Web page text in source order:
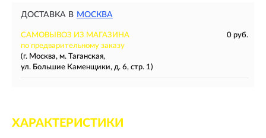
ДОСТАВКА В МОСКВА
САМОВЫВОЗ ИЗ МАГАЗИНА
0 руб.
по предварительному заказу
(г. Москва, м. Таганская,
ул. Большие Каменщики, д. 6, стр. 1)
ХАРАКТЕРИСТИКИ